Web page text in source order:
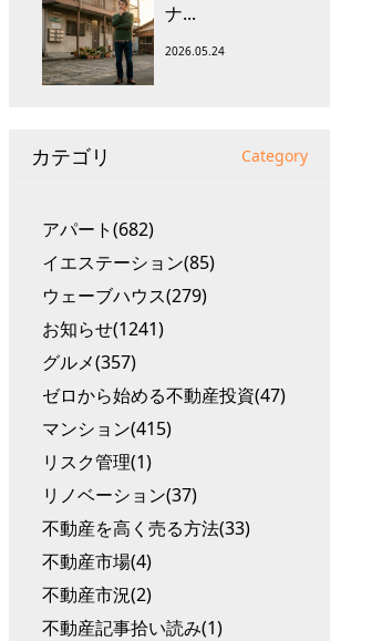
ナ...
2026.05.24
カテゴリ Category
アパート(682)
イエステーション(85)
ウェーブハウス(279)
お知らせ(1241)
グルメ(357)
ゼロから始める不動産投資(47)
マンション(415)
リスク管理(1)
リノベーション(37)
不動産を高く売る方法(33)
不動産市場(4)
不動産市況(2)
不動産記事拾い読み(1)